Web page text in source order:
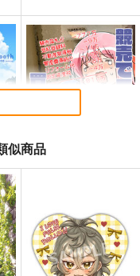
さくら研究室
550円（税込）
オリジナル 作者
似商品